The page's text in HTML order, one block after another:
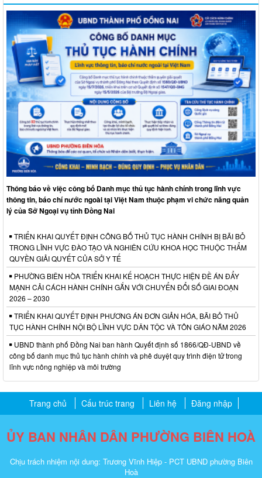
Thông báo về việc công bố Danh mục thủ tục hành chính trong lĩnh vực
thông tin, báo chí nước ngoài tại Việt Nam thuộc phạm vi chức năng quản
lý của Sở Ngoại vụ tỉnh Đồng Nai
TRIỂN KHAI QUYẾT ĐỊNH CÔNG BỐ THỦ TỤC HÀNH CHÍNH BỊ BÃI BỎ
TRONG LĨNH VỰC ĐÀO TẠO VÀ NGHIÊN CỨU KHOA HỌC THUỘC THẨM
QUYỀN GIẢI QUYẾT CỦA SỞ Y TẾ
PHƯỜNG BIÊN HÒA TRIỂN KHAI KẾ HOẠCH THỰC HIỆN ĐỀ ÁN ĐẨY
MẠNH CẢI CÁCH HÀNH CHÍNH GẮN VỚI CHUYỂN ĐỔI SỐ GIAI ĐOẠN
2026 – 2030
TRIỂN KHAI QUYẾT ĐỊNH PHƯƠNG ÁN ĐƠN GIẢN HÓA, BÃI BỎ THỦ
TỤC HÀNH CHÍNH NỘI BỘ LĨNH VỰC DÂN TỘC VÀ TÔN GIÁO NĂM 2026
UBND thành phố Đồng Nai ban hành Quyết định số 1866/QĐ-UBND về
công bố danh mục thủ tục hành chính và phê duyệt quy trình điện tử trong
lĩnh vực nông nghiệp và môi trường
Trang chủ Cấu trúc trang Liên hệ Đăng nhập
ỦY BAN NHÂN DÂN PHƯỜNG BIÊN HOÀ
Chịu trách nhiệm nội dung: Trương Vĩnh Hiệp - PCT UBND phường Biên
Hoà